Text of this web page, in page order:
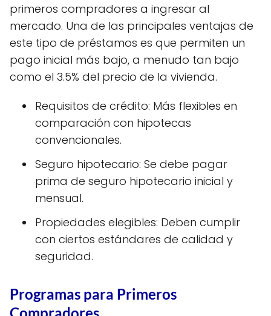
primeros compradores a ingresar al
mercado. Una de las principales ventajas de
este tipo de préstamos es que permiten un
pago inicial más bajo, a menudo tan bajo
como el 3.5% del precio de la vivienda.
Requisitos de crédito: Más flexibles en
comparación con hipotecas
convencionales.
Seguro hipotecario: Se debe pagar
prima de seguro hipotecario inicial y
mensual.
Propiedades elegibles: Deben cumplir
con ciertos estándares de calidad y
seguridad.
Programas para Primeros